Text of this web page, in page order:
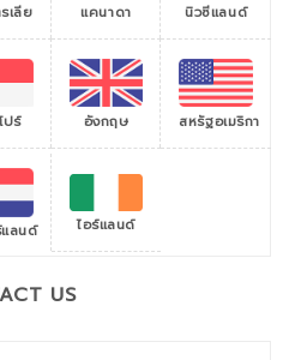
เลีย แคนาดา นิวซีแลนด์
ปร์ อังกฤษ สหรัฐอเมริกา
แลนด์ ไอร์แลนด์
US